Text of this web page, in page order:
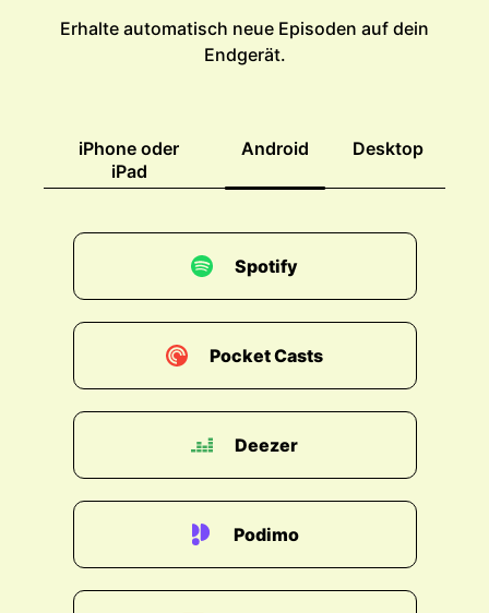
Erhalte automatisch neue Episoden auf dein
Endgerät.
iPhone oder
iPad
Android Desktop
Spotify
Pocket Casts
Deezer
Podimo